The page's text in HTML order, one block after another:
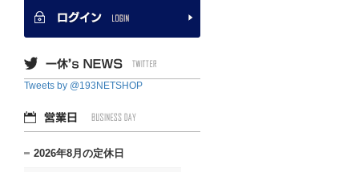
Tweets by @193NETSHOP
2026年8月の定休日